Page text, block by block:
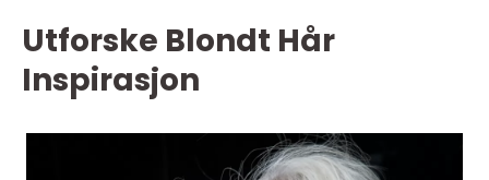
Utforske Blondt Hår
Inspirasjon